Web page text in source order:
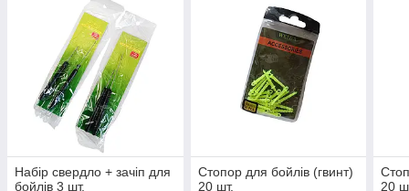
Набір свердло + зачіп для
бойлів 3 шт.
Стопор для бойлів (гвинт)
20 шт.
20